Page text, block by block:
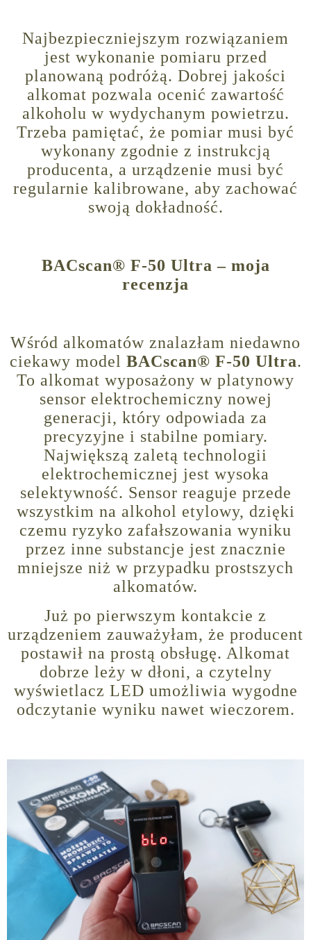
Najbezpieczniejszym rozwiązaniem
jest wykonanie pomiaru przed
planowaną podróżą. Dobrej jakości
alkomat pozwala ocenić zawartość
alkoholu w wydychanym powietrzu.
Trzeba pamiętać, że pomiar musi być
wykonany zgodnie z instrukcją
producenta, a urządzenie musi być
regularnie kalibrowane, aby zachować
swoją dokładność.
BACscan® F-50 Ultra – moja
recenzja
Wśród alkomatów znalazłam niedawno
ciekawy model BACscan® F-50 Ultra.
To alkomat wyposażony w platynowy
sensor elektrochemiczny nowej
generacji, który odpowiada za
precyzyjne i stabilne pomiary.
Największą zaletą technologii
elektrochemicznej jest wysoka
selektywność. Sensor reaguje przede
wszystkim na alkohol etylowy, dzięki
czemu ryzyko zafałszowania wyniku
przez inne substancje jest znacznie
mniejsze niż w przypadku prostszych
alkomatów.
Już po pierwszym kontakcie z
urządzeniem zauważyłam, że producent
postawił na prostą obsługę. Alkomat
dobrze leży w dłoni, a czytelny
wyświetlacz LED umożliwia wygodne
odczytanie wyniku nawet wieczorem.